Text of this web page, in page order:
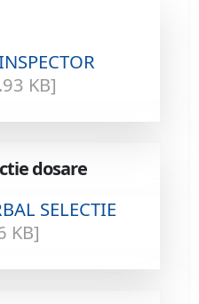
KB]
dosare
SELECTIE
KB]